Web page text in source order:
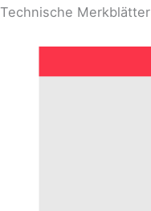
Technische Merkblätter